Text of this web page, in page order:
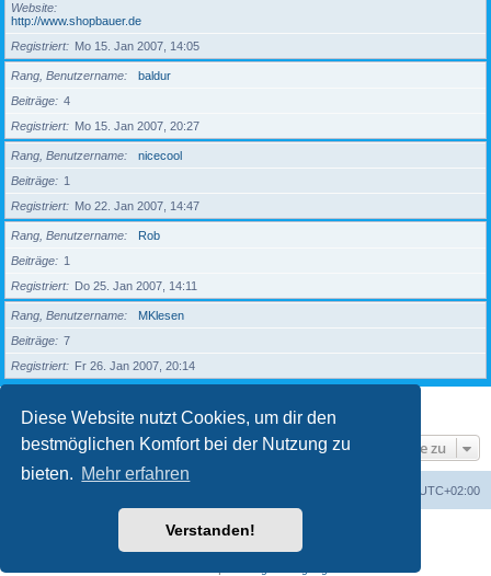
Diese Website nutzt Cookies, um dir den
bestmöglichen Komfort bei der Nutzung zu
bieten. Mehr erfahren
Verstanden!
Website
http://www.shopbauer.de
Registriert
Mo 15. Jan 2007, 14:05
Rang, Benutzername
baldur
Beiträge
4
Registriert
Mo 15. Jan 2007, 20:27
Rang, Benutzername
nicecool
Beiträge
1
Registriert
Mo 22. Jan 2007, 14:47
Rang, Benutzername
Rob
Beiträge
1
Registriert
Do 25. Jan 2007, 14:11
Rang, Benutzername
MKlesen
Beiträge
7
Registriert
Fr 26. Jan 2007, 20:14
203 Mitglieder 1 2 3 4 5
Gehe zu
UTC+02:00
Powered byphpBB® Forum Software © phpBB Limited
phpBB.de